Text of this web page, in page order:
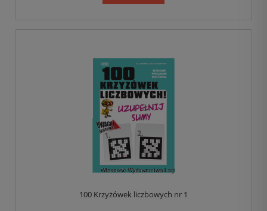
100 Krzyżówek liczbowych nr 1